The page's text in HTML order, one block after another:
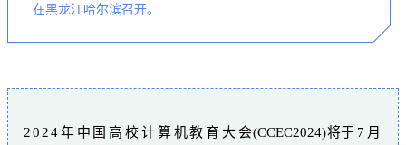
在黑龙江哈尔滨召开。
2024年中国高校计算机教育大会(CCEC2024)将于7月